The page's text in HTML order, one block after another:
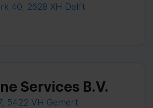
40, 2628 XH Delft
Services B.V.
5422 VH Gemert